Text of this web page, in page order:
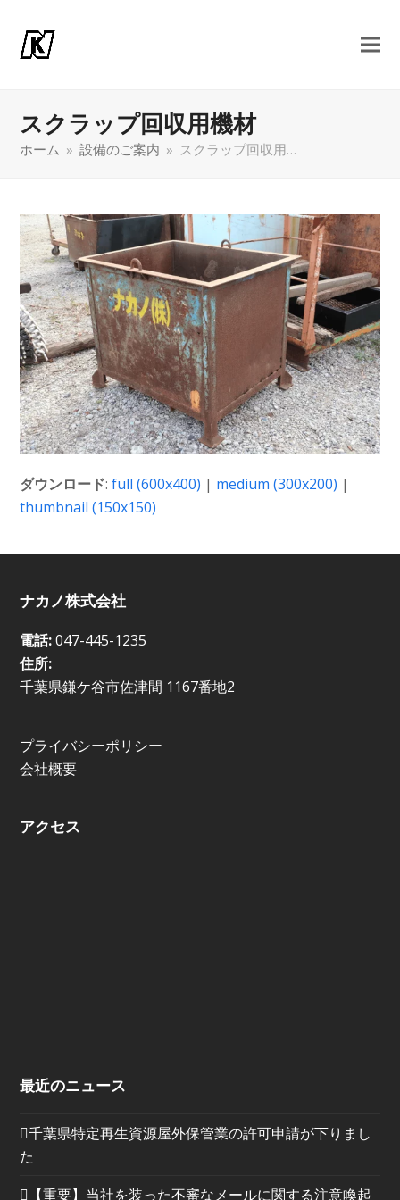
スクラップ回収用機材
ホーム » 設備のご案内 » スクラップ回収用…
ダウンロード:full (600x400) | medium (300x200) |
thumbnail (150x150)
ナカノ株式会社
電話: 047-445-1235
住所:
千葉県鎌ケ谷市佐津間 1167番地2
プライバシーポリシー
会社概要
アクセス
最近のニュース
千葉県特定再生資源屋外保管業の許可申請が下りまし
た
【重要】当社を装った不審なメールに関する注意喚起